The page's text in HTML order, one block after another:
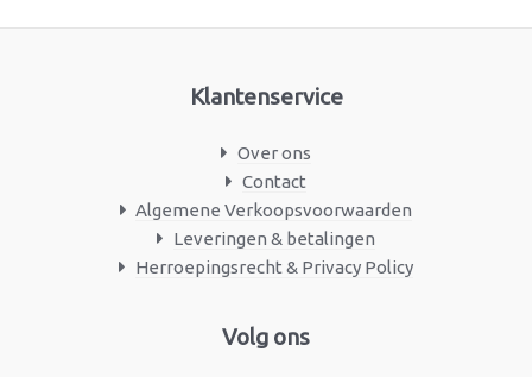
Klantenservice
Over ons
Contact
Algemene Verkoopsvoorwaarden
Leveringen & betalingen
Herroepingsrecht & Privacy Policy
Volg ons
Facebook